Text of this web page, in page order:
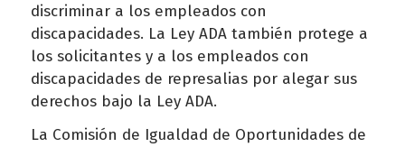
discriminar a los empleados con
discapacidades. La Ley ADA también protege a
los solicitantes y a los empleados con
discapacidades de represalias por alegar sus
derechos bajo la Ley ADA.
La Comisión de Igualdad de Oportunidades de